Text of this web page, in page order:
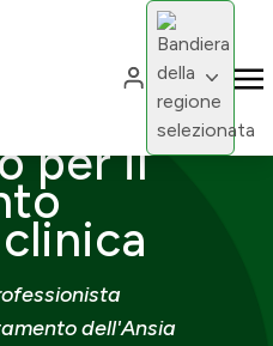
Cambia
per il
dell'Ansia